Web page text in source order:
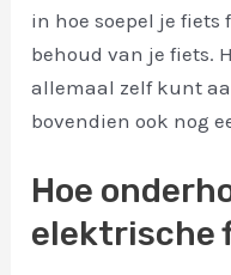
in hoe soepel je
behoud van je fiets.
allemaal zelf kunt
bovendien ook nog
Hoe
elektrische